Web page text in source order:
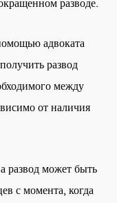
разводе.
адвоката
развод
между
от наличия
развод может быть
с момента, когда